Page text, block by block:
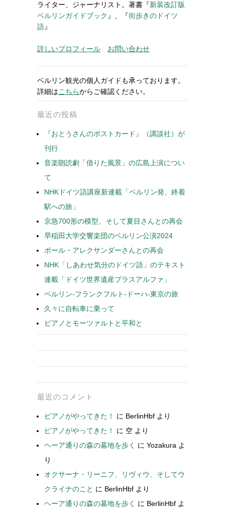
ライター、ジャーナリスト。著書『新装改訂版
ベルリンガイドブック 』、『街歩きのドイツ
語』
詳しいプロフィール お問い合わせ
ベルリン観光の個人ガイドも承っております。
詳細はこちらからご確認ください。
最近の投稿
『おとうさんのポストカード』（講談社）が
刊行
音楽朗読劇「借りた風景」の広島上演につい
て
NHKドイツ語講座新連載「ベルリン発、終着
駅への旅」
京急700形の模型、そして夏目さんとの再会
早稲田大学交響楽団のベルリン公演2024
ポール・アレクサンダーさんとの再会
NHK「しあわせ気分のドイツ語」のテキスト
連載「ドイツ世界遺産プラスアルファ」
ベルリン-フランクフルト-ドーハ-東京の旅
久々に自転車に乗って
ピアノとモーツァルトと平和と
最近のコメント
ピアノがやってきた！ に BerlinHbf より
ピアノがやってきた！
に 空 より
ヘーア通りの森の墓地を歩く
に Yozakura よ
り
オクサーナ・リーニフ、リヴィウ、そしてウ
クライナのこと に BerlinHbf より
ヘーア通りの森の墓地を歩く
に BerlinHbf よ